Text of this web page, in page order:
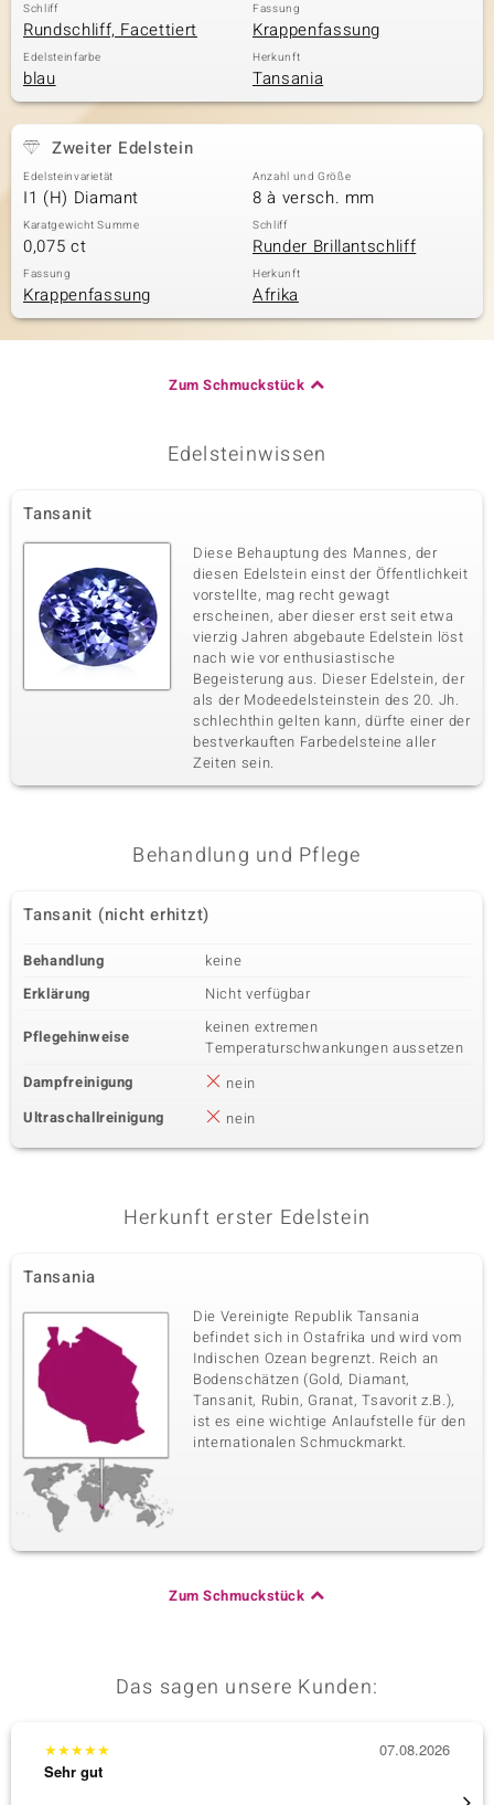
Schliff
Rundschliff, Facettiert
Fassung
Krappenfassung
Edelsteinfarbe
blau
Herkunft
Tansania
Zweiter Edelstein
Edelsteinvarietät
I1 (H) Diamant
Anzahl und Größe
8 à versch. mm
Karatgewicht Summe
0,075 ct
Schliff
Runder Brillantschliff
Fassung
Krappenfassung
Herkunft
Afrika
Zum Schmuckstück
Edelsteinwissen
Tansanit
Diese Behauptung des Mannes, der
diesen Edelstein einst der Öffentlichkeit
vorstellte, mag recht gewagt
erscheinen, aber dieser erst seit etwa
vierzig Jahren abgebaute Edelstein löst
nach wie vor enthusiastische
Begeisterung aus. Dieser Edelstein, der
als der Modeedelsteinstein des 20. Jh.
schlechthin gelten kann, dürfte einer der
bestverkauften Farbedelsteine aller
Zeiten sein.
Behandlung und Pflege
Tansanit (nicht erhitzt)
Behandlung
keine
Erklärung
Nicht verfügbar
Pflegehinweise
keinen extremen
Temperaturschwankungen aussetzen
Dampfreinigung
nein
Ultraschallreinigung
nein
Herkunft erster Edelstein
Tansania
Die Vereinigte Republik Tansania
befindet sich in Ostafrika und wird vom
Indischen Ozean begrenzt. Reich an
Bodenschätzen (Gold, Diamant,
Tansanit, Rubin, Granat, Tsavorit z.B.),
ist es eine wichtige Anlaufstelle für den
internationalen Schmuckmarkt.
Zum Schmuckstück
Das sagen unsere Kunden:
★★★★★
Sehr gut
07.08.2026